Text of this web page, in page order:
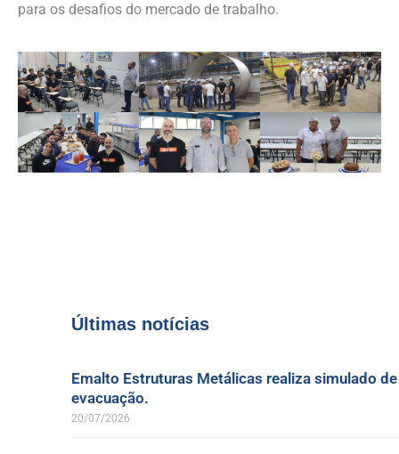
para os desafios do mercado de trabalho.
Últimas notícias
Emalto Estruturas Metálicas realiza simulado de
evacuação.
20/07/2026